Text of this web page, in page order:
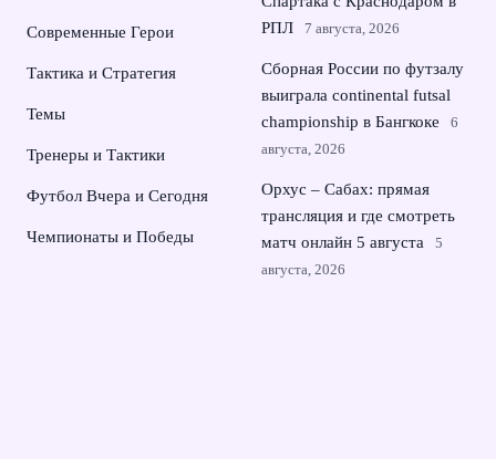
Современные Герои
Тактика и Стратегия
Темы
Тренеры и Тактики
Футбол Вчера и Сегодня
Чемпионаты и Победы
РПЛ
7 августа, 2026
Сборная России по футзалу
выиграла continental futsal
championship в Бангкоке
6
августа, 2026
Орхус – Сабах: прямая
трансляция и где смотреть
матч онлайн 5 августа
5
августа, 2026